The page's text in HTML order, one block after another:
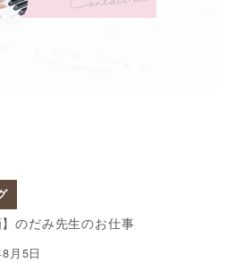
】のだみ先生のお仕事
月5日